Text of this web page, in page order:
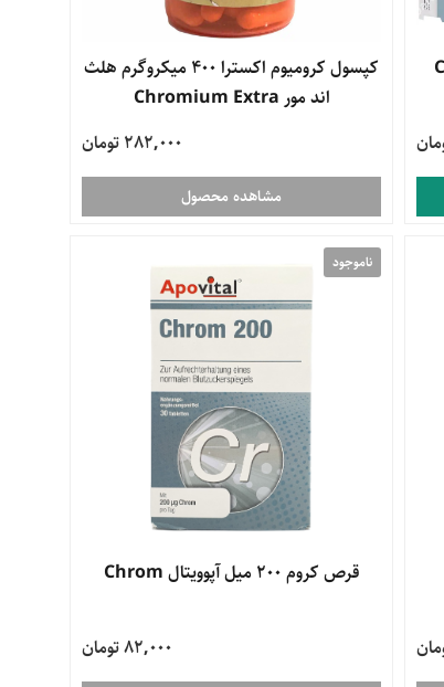
کپسول کرومیوم اکسترا 400 میکروگرم هلث
اند مور Chromium Extra
282,000 تومان
مشاهده محصول
ناموجود
قرص کروم 200 میل آپوویتال Chrom
82,000 تومان